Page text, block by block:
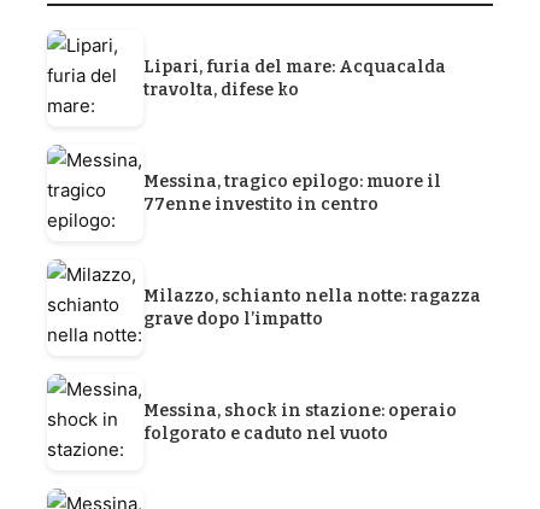
Lipari, furia del mare: Acquacalda
travolta, difese ko
Messina, tragico epilogo: muore il
77enne investito in centro
Milazzo, schianto nella notte: ragazza
grave dopo l’impatto
Messina, shock in stazione: operaio
folgorato e caduto nel vuoto